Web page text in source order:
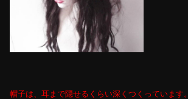
帽子は、耳まで隠せるくらい深くつくっています。